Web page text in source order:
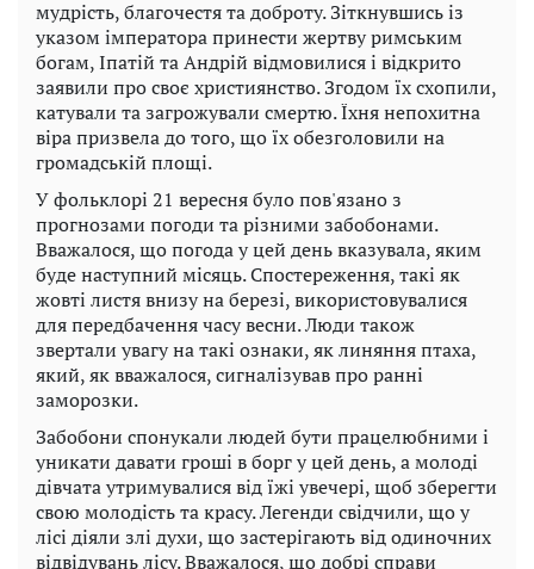
мудрість, благочестя та доброту. Зіткнувшись із
указом імператора принести жертву римським
богам, Іпатій та Андрій відмовилися і відкрито
заявили про своє християнство. Згодом їх схопили,
катували та загрожували смертю. Їхня непохитна
віра призвела до того, що їх обезголовили на
громадській площі.
У фольклорі 21 вересня було пов'язано з
прогнозами погоди та різними забобонами.
Вважалося, що погода у цей день вказувала, яким
буде наступний місяць. Спостереження, такі як
жовті листя внизу на березі, використовувалися
для передбачення часу весни. Люди також
звертали увагу на такі ознаки, як линяння птаха,
який, як вважалося, сигналізував про ранні
заморозки.
Забобони спонукали людей бути працелюбними і
уникати давати гроші в борг у цей день, а молоді
дівчата утримувалися від їжі увечері, щоб зберегти
свою молодість та красу. Легенди свідчили, що у
лісі діяли злі духи, що застерігають від одиночних
відвідувань лісу. Вважалося, що добрі справи